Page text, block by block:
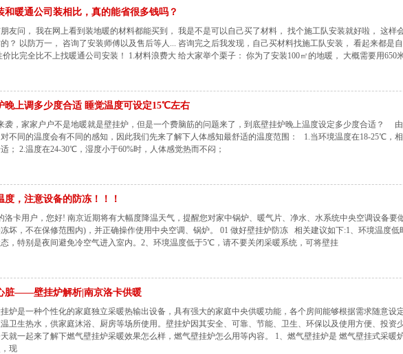
和暖通公司装相比，真的能省很多钱吗？
友问， 我在网上看到装地暖的材料都能买到， 我是不是可以自己买了材料， 找个施工队安装就好啦， 这样
？ 以防万一， 咨询了安装师傅以及售后等人... 咨询完之后我发现，自己买材料找施工队安装， 看起来都是
价比完全比不上找暖通公司安装！ 1.材料浪费大 给大家举个栗子： 你为了安装100㎡的地暖， 大概需要用650
晚上调多少度合适 睡觉温度可设定15℃左右
袭，家家户户不是地暖就是壁挂炉，但是一个费脑筋的问题来了，到底壁挂炉晚上温度设定多少度合适？
不同的温度会有不同的感知，因此我们先来了解下人体感知最舒适的温度范围： 1.当环境温度在18-25℃，
； 2.温度在24-30℃，湿度小于60%时，人体感觉热而不闷；
度，注意设备的防冻！！！
洛卡用户，您好! 南京近期将有大幅度降温天气，提醒您对家中锅炉、暖气片、净水、水系统中央空调设备要
坏，不在保修范围内)，并正确操作使用中央空调、锅炉。 01 做好壁挂炉防冻 相关建议如下:1、环境温度
，特别是夜间避免冷空气进入室内。2、环境温度低于5℃，请不要关闭采暖系统，可将壁挂
脏——壁挂炉解析|南京洛卡供暖
炉是一种个性化的家庭独立采暖热输出设备，具有强大的家庭中央供暖功能，各个房间能够根据需求随意设
卫生热水，供家庭沐浴、厨房等场所使用。壁挂炉因其安全、可靠、节能、卫生、环保以及使用方便、投资
就一起来了解下燃气壁挂炉采暖效果怎么样，燃气壁挂炉怎么用等内容。 1、燃气壁挂炉是 燃气壁挂式采暖
现